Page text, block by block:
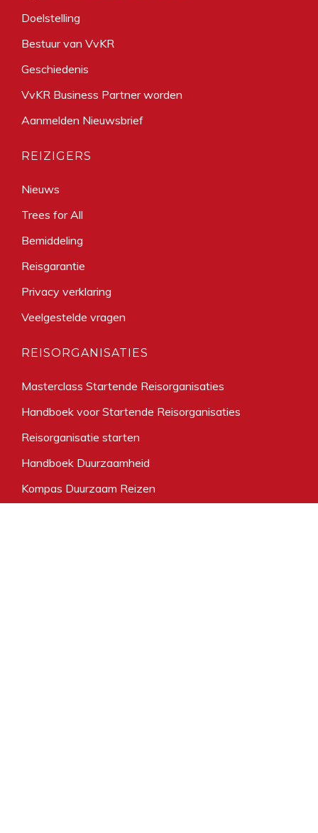
Doelstelling
Bestuur van VvKR
Geschiedenis
VvKR Business Partner worden
Aanmelden Nieuwsbrief
REIZIGERS
Nieuws
Trees for All
Bemiddeling
Reisgarantie
Privacy verklaring
Veelgestelde vragen
REISORGANISATIES
Masterclass Startende Reisorganisaties
Handboek voor Startende Reisorganisaties
Reisorganisatie starten
Handboek Duurzaamheid
Kompas Duurzaam Reizen